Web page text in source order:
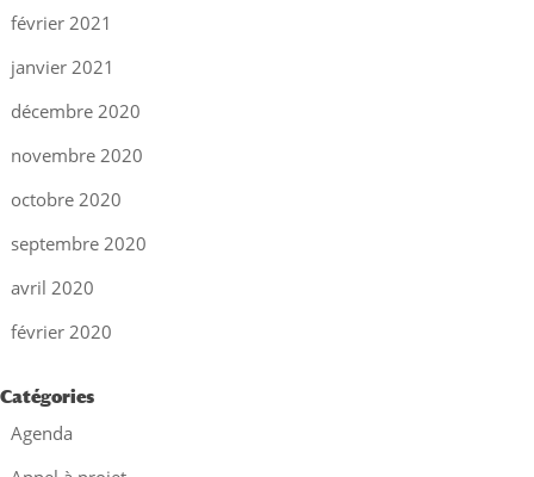
février 2021
janvier 2021
décembre 2020
novembre 2020
octobre 2020
septembre 2020
avril 2020
février 2020
Catégories
Agenda